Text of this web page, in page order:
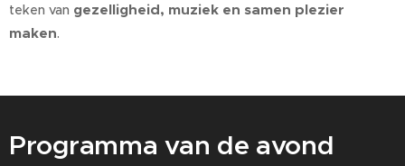
teken van gezelligheid, muziek en samen plezier
maken.
Programma van de avond